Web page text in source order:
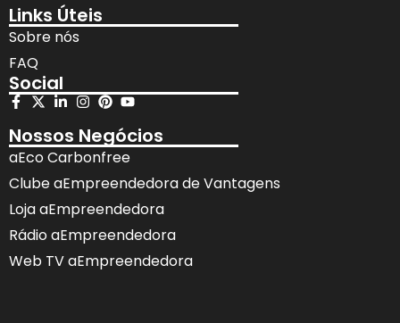
Links Úteis
Sobre nós
FAQ
Social
Nossos Negócios
aEco Carbonfree
Clube aEmpreendedora de Vantagens
Loja aEmpreendedora
Rádio aEmpreendedora
Web TV aEmpreendedora